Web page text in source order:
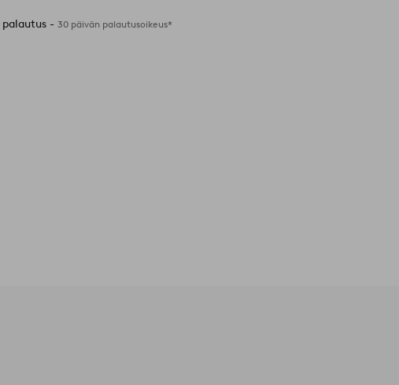
palautus -30 päivän palautusoikeus*